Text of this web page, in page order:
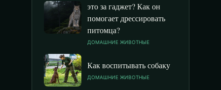
это за гаджет? Как он
помогает дрессировать
питомца?
ДОМАШНИЕ ЖИВОТНЫЕ
Как воспитывать собаку
ДОМАШНИЕ ЖИВОТНЫЕ